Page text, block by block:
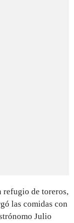
refugio de toreros,
las comidas con
Julio